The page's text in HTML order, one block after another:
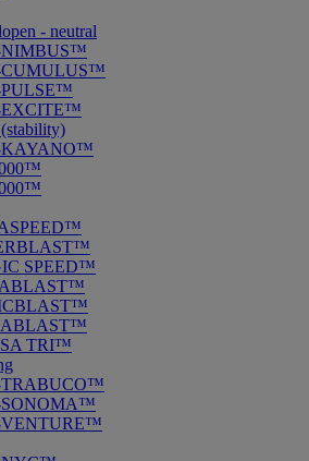
- neutral
NIMBUS™
EXCITE™
KAYANO™
SPEED™
TRI™